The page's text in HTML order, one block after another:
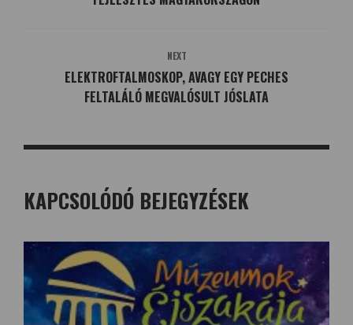
NEXT
ELEKTROFTALMOSKOP, AVAGY EGY PECHES
FELTALÁLÓ MEGVALÓSULT JÓSLATA
KAPCSOLÓDÓ BEJEGYZÉSEK